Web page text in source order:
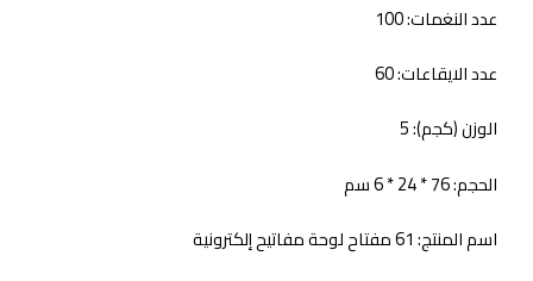
عدد النغمات: 100
عدد الايقاعات: 60
الوزن (كجم): 5
الحجم: 76 * 24 * 6 سم
اسم المنتج: 61 مفتاح لوحة مفاتيح إلكترونية